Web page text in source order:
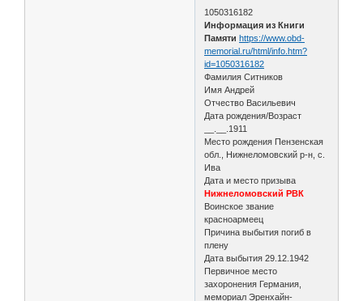
1050316182
Информация из Книги
Памяти https://www.obd-
memorial.ru/html/info.htm?
id=1050316182
Фамилия Ситников
Имя Андрей
Отчество Васильевич
Дата рождения/Возраст
__.__.1911
Место рождения Пензенская
обл., Нижнеломовский р-н, с.
Ива
Дата и место призыва
Нижнеломовский РВК
Воинское звание
красноармеец
Причина выбытия погиб в
плену
Дата выбытия 29.12.1942
Первичное место
захоронения Германия,
мемориал Эренхайн-